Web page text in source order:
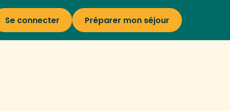
Se connecter Préparer mon séjour